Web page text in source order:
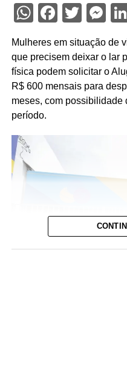
WhatsApp
Mulheres em situação de
que precisem deixar o lar
física podem solicitar o
R$ 600 mensais para
meses, com possibilidade
período.